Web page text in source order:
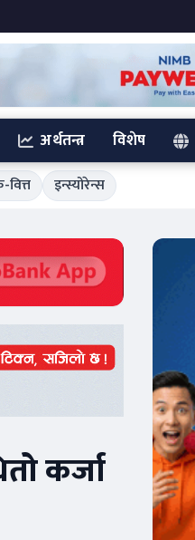
अर्थतन्त्र विशेष
इन्स्योरेन्स
कर्जा